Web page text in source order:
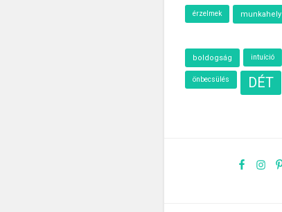
érzelmek munkahely
boldogság intuíció
önbecsülés DÉT